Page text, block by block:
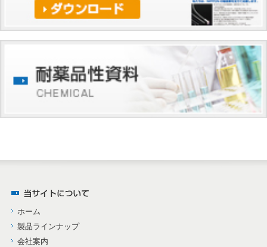
ホーム
製品ラインナップ
会社案内